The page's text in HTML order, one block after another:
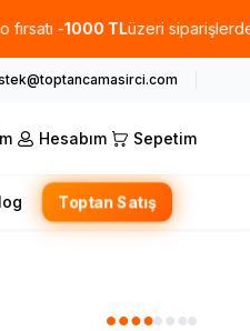
-1000 TLüzeri siparişlerde
Hesabım Sepetim
Toptan Satış